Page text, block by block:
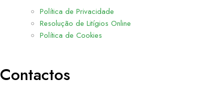
Política de Privacidade
Resolução de Litígios Online
Política de Cookies
Contactos